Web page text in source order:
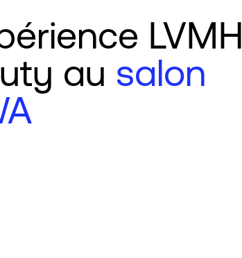
LVMH
au salon